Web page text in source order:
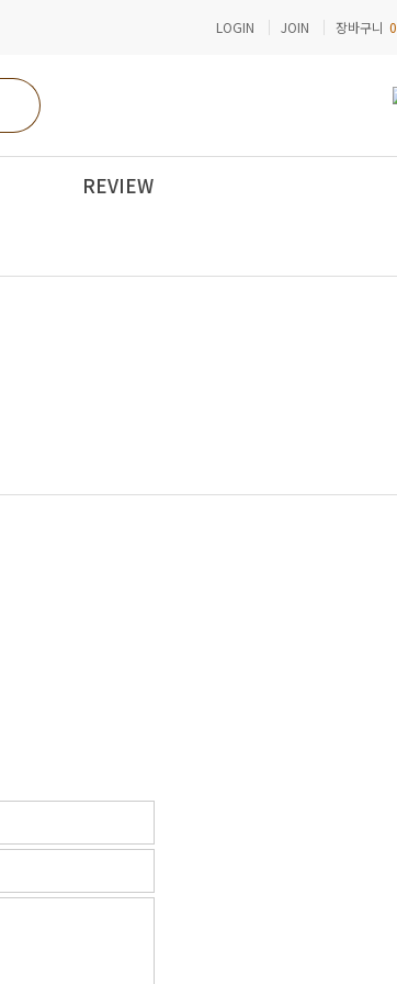
장바구니 0
JOIN
LOGIN
REVIEW